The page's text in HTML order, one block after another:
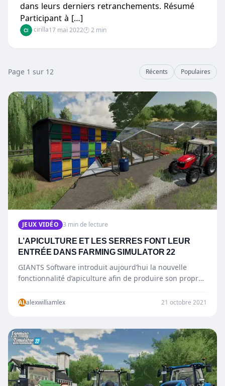
dans leurs derniers retranchements. Résumé
Participant à […]
cirilla17 mai 2022🕐 2 min
Page 1 sur 12 Récents Populaires
JEUX VIDÉO 3 min de lecture
L’APICULTURE ET LES SERRES FONT LEUR
ENTRÉE DANS FARMING SIMULATOR 22
GIANTS Software introduit aujourd’hui la nouvelle
fonctionnalité d’apiculture afin de produire son propre
ALalexwilliamlex 21 octobre 2021